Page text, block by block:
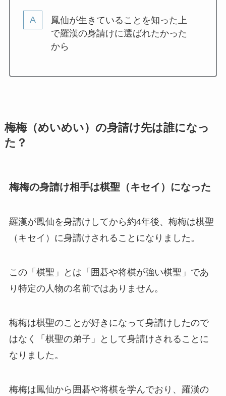
鳳仙が生きていることを知った上
で羅漢の身請けに選ばれたかった
から
梅梅（めいめい）の身請け先は誰になっ
た？
梅梅の身請け相手は棋聖（キセイ）になった
羅漢が鳳仙を身請けしてから約4年後、梅梅は棋聖
（キセイ）に身請けされることになりました。
この「棋聖」とは「囲碁や将棋が強い棋聖」であ
り特定の人物の名前ではありません。
梅梅は棋聖のことが好きになって身請けしたので
はなく「棋聖の弟子」として身請けされることに
なりました。
梅梅は鳳仙から囲碁や将棋を学んでおり、羅漢の